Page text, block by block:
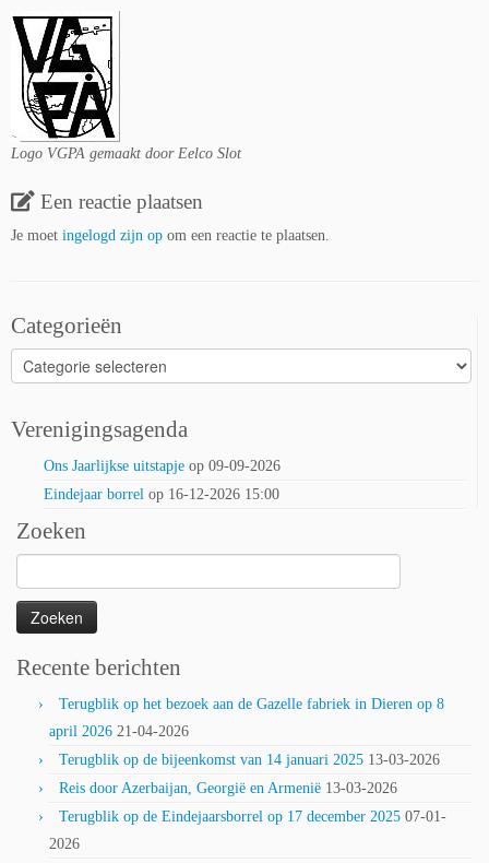
Logo VGPA gemaakt door Eelco Slot
Een reactie plaatsen
Je moet ingelogd zijn op om een reactie te plaatsen.
Categorieën
Categorieën
Verenigingsagenda
Ons Jaarlijkse uitstapje op 09-09-2026
Eindejaar borrel op 16-12-2026 15:00
Zoeken
naar:
Recente berichten
Terugblik op het bezoek aan de Gazelle fabriek in Dieren op 8
april 2026 21-04-2026
Terugblik op de bijeenkomst van 14 januari 2025 13-03-2026
Reis door Azerbaijan, Georgië en Armenië 13-03-2026
Terugblik op de Eindejaarsborrel op 17 december 2025 07-01-
2026